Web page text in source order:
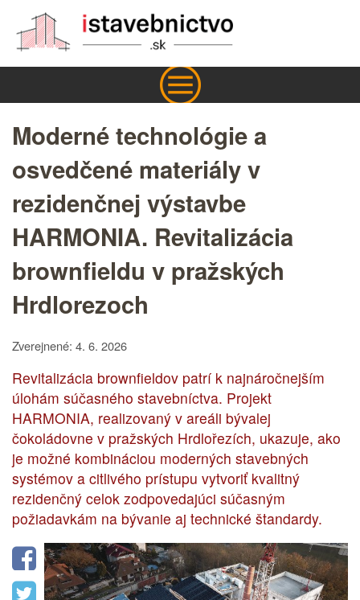
Moderné technológie a
osvedčené materiály v
rezidenčnej výstavbe
HARMONIA. Revitalizácia
brownfieldu v pražských
Hrdlorezoch
Zverejnené: 4. 6. 2026
Revitalizácia brownfieldov patrí k najnáročnejším
úlohám súčasného stavebníctva. Projekt
HARMONIA, realizovaný v areáli bývalej
čokoládovne v pražských Hrdlořezích, ukazuje, ako
je možné kombináciou moderných stavebných
systémov a citlivého prístupu vytvoriť kvalitný
rezidenčný celok zodpovedajúci súčasným
požiadavkám na bývanie aj technické štandardy.